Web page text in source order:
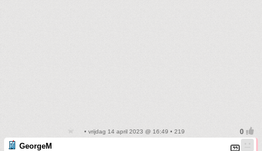
• vrijdag 14 april 2023 @ 16:49 • 219
GeorgeM